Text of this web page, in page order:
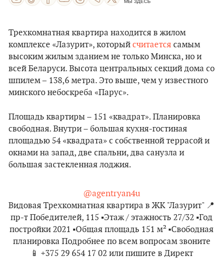
Трехкомнатная квартира находится в жилом
комплексе «Лазурит», который считается самым
высоким жилым зданием не только Минска, но и
всей Беларуси. Высота центральных секций дома со
шпилем – 138,6 метра. Это выше, чем у известного
минского небоскреба «Парус».
Площадь квартиры – 151 «квадрат». Планировка
свободная. Внутри – большая кухня-гостиная
площадью 54 «квадрата» с собственной террасой и
окнами на запад, две спальни, два санузла и
большая застекленная лоджия.
@agentryan4u
Видовая Трехкомнатная квартира в ЖК "Лазурит" 📍
пр-т Победителей, 115 ▪️Этаж / этажность 27/32 ▪️Год
постройки 2021 ▪️Общая площадь 151 м² ▪️Свободная
планировка Подробнее по всем вопросам звоните
📱 +375 29 654 17 02 или пишите в Директ